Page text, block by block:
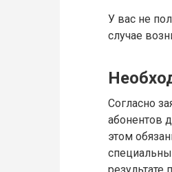
У вас не
случае
Согласно
абонентов
этом